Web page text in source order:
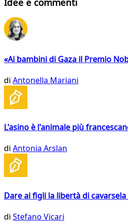
«Ai bambini di Gaza il Premio
di Antonella Mariani
L'asino è l'animale più
di Antonia Arslan
Dare ai figli la libertà di
di Stefano Vicari